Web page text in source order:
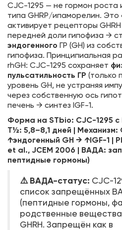
CJC-1295 — не гормон роста
типа GHRP/ипаморелин. Это
активирует рецепторы
передней доли гипофиза →
эндогенного ГР (GH) из
гипофиза. Принципиальная
rhGH: CJC-1295 сохраняет
пульсатильность ГР (только
уровень GH, не устраняя
через собственную ось
печень → синтез IGF-1.
Форма на STbio: CJC-1295 с
T½: 5,8–8,1 дней | Механизм:
↑эндогенный GH → ↑IGF-1 |
et al., JCEM 2006 | ВАДА:
пептидные гормоны)
⚠️ ВАДА-статус: CJC-
список запрещённых
(пептидные гормоны,
родственные
GHRH. Запрещён как в